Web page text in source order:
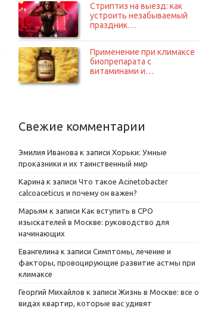
Стриптиз на выезд: как
устроить незабываемый
праздник…
Применение при климаксе
биопрепарата с
витаминами и…
Свежие комментарии
Эмилия Иванова к записи Хорьки: Умные
проказники и их таинственный мир
Карина к записи Что такое Acinetobacter
calcoaceticus и почему он важен?
Марьям к записи Как вступить в СРО
изыскателей в Москве: руководство для
начинающих
Евангелина к записи Симптомы, лечение и
факторы, провоцирующие развитие астмы при
климаксе
Георгий Михайлов к записи Жизнь в Москве: все о
видах квартир, которые вас удивят